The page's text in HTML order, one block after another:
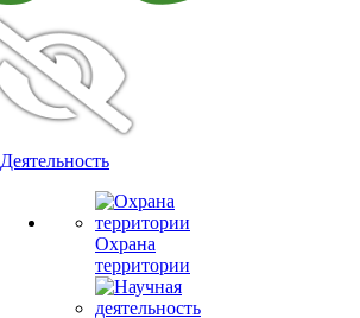
Деятельность
Охрана
территории